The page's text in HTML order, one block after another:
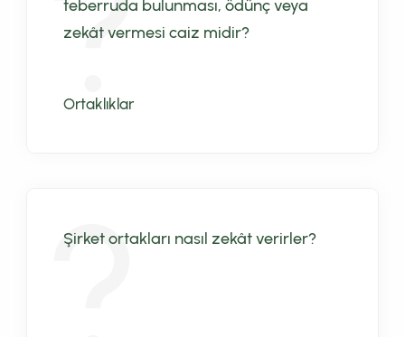
teberruda bulunması, ödünç veya
zekât vermesi caiz midir?
Ortaklıklar
Şirket ortakları nasıl zekât verirler?